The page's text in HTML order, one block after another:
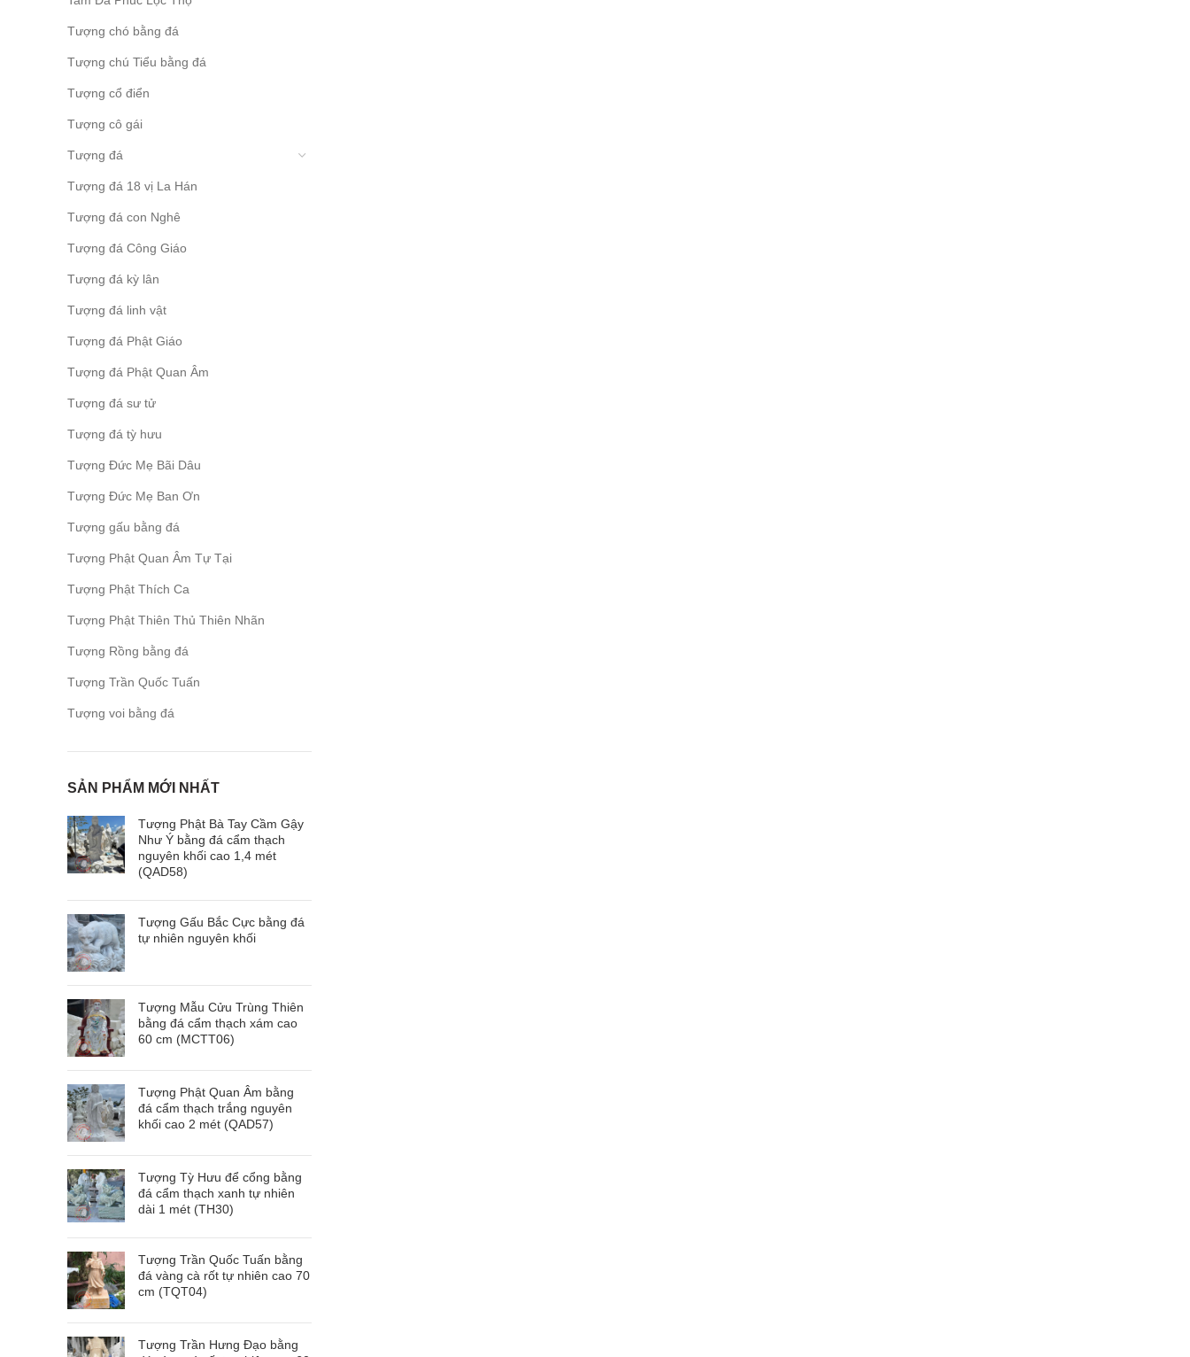
Tượng chó bằng đá
Tượng chú Tiểu bằng đá
Tượng cổ điển
Tượng cô gái
Tượng đá
Tượng đá 18 vị La Hán
Tượng đá con Nghê
Tượng đá Công Giáo
Tượng đá kỳ lân
Tượng đá linh vật
Tượng đá Phật Giáo
Tượng đá Phật Quan Âm
Tượng đá sư tử
Tượng đá tỳ hưu
Tượng Đức Mẹ Bãi Dâu
Tượng Đức Mẹ Ban Ơn
Tượng gấu bằng đá
Tượng Phật Quan Âm Tự Tại
Tượng Phật Thích Ca
Tượng Phật Thiên Thủ Thiên Nhãn
Tượng Rồng bằng đá
Tượng Trần Quốc Tuấn
Tượng voi bằng đá
SẢN PHẨM MỚI NHẤT
Tượng Phật Bà Tay Cầm Gậy
Như Ý bằng đá cẩm thạch
nguyên khối cao 1,4 mét
(QAD58)
Tượng Gấu Bắc Cực bằng đá
tự nhiên nguyên khối
Tượng Mẫu Cửu Trùng Thiên
bằng đá cẩm thạch xám cao
60 cm (MCTT06)
Tượng Phật Quan Âm bằng
đá cẩm thạch trắng nguyên
khối cao 2 mét (QAD57)
Tượng Tỳ Hưu để cổng bằng
đá cẩm thạch xanh tự nhiên
dài 1 mét (TH30)
Tượng Trần Quốc Tuấn bằng
đá vàng cà rốt tự nhiên cao 70
cm (TQT04)
Tượng Trần Hưng Đạo bằng